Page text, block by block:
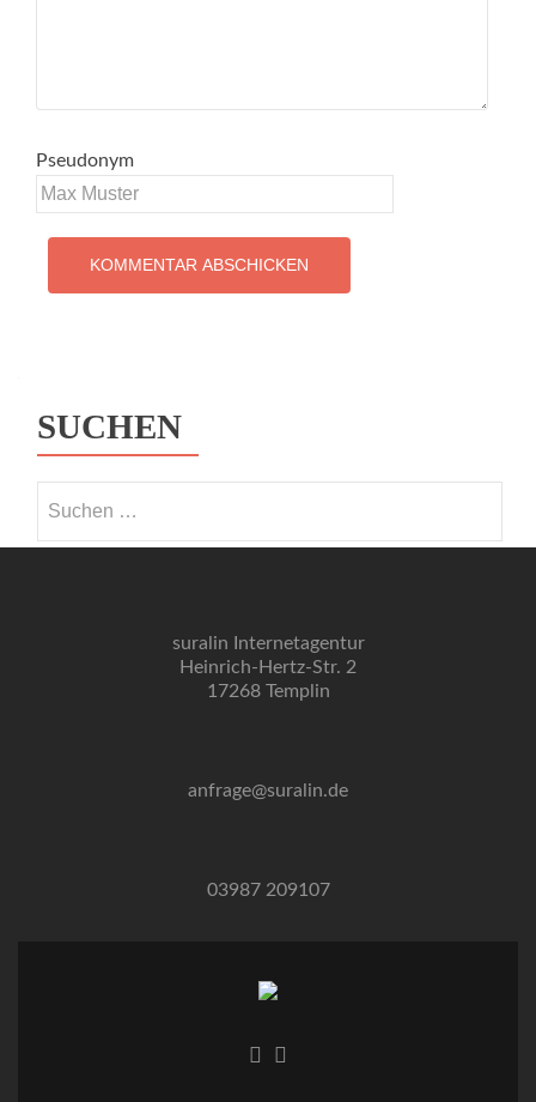
Pseudonym
SUCHEN
suralin Internetagentur
Heinrich-Hertz-Str. 2
17268 Templin
anfrage@suralin.de
03987 209107